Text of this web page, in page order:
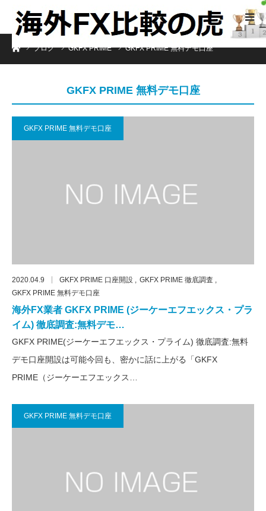
ホームブログ GKFX PRIME GKFX PRIME 無料デモ口座
GKFX PRIME 無料デモ口座
GKFX PRIME 無料デモ口座
2020.04.9 GKFX PRIME 口座開設
GKFX PRIME 徹底調査
GKFX PRIME 無料デモ口座
海外FX業者 GKFX PRIME (ジーケーエフエックス・プラ
イム) 徹底調査:無料デモ…
GKFX PRIME(ジーケーエフエックス・プライム) 徹底調査:無料
デモ口座開設は可能今回も、密かに話に上がる「GKFX
PRIME（ジーケーエフエックス…
GKFX PRIME 無料デモ口座